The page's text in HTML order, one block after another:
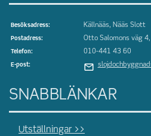
Besöksadress: Källnääs, Nääs Slott
Postadress: Otto Salomons väg
Telefon: 010-441 43 60
E-post:
SNABBLÄNKAR
Utställningar >>